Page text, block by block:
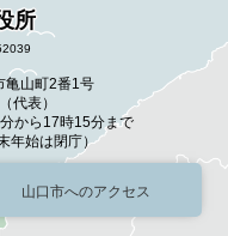
所
山町2番1号
代表）
から17時15分まで
年始は閉庁）
山口市へのアクセス